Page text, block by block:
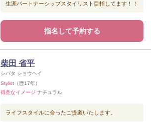
生涯パートナーシップスタイリスト目指してます！！
指名して予約する
柴田 省平
シバタ ショウヘイ
Stylist （歴17年）
得意なイメージ ナチュラル
ライフスタイルに合ったご提案いたします。